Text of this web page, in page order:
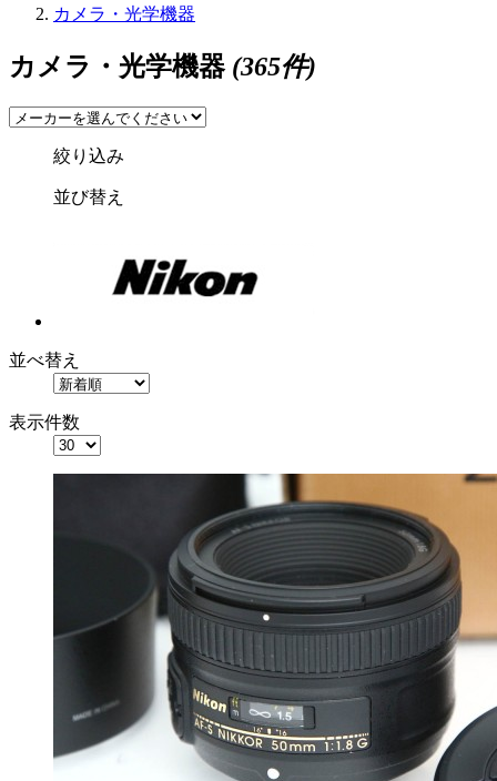
カメラ・光学機器
カメラ・光学機器(365件)
絞り込み
並び替え
並べ替え
表示件数